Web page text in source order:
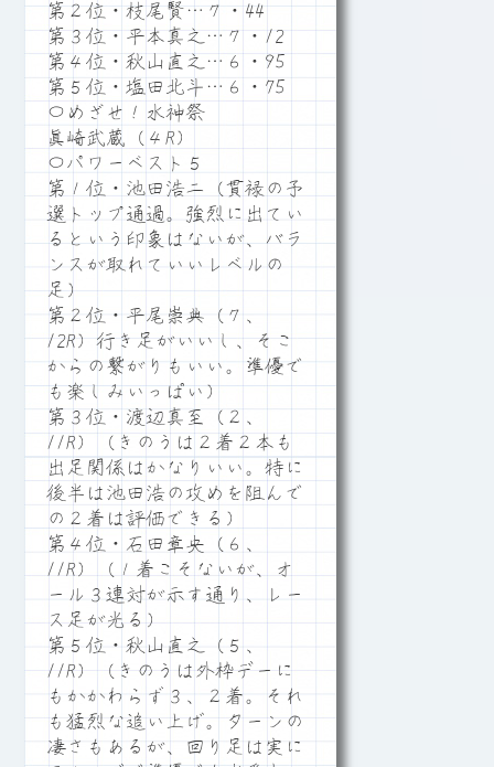
第２位・枝尾賢…７・44
第３位・平本真之…７・12
第４位・秋山直之…６・95
第５位・塩田北斗…６・75
〇めざせ！水神祭
眞崎武蔵（４R）
〇パワーベスト５
第１位・池田浩二（貫禄の予
選トップ通過。強烈に出てい
るという印象はないが、バラ
ンスが取れていいレベルの
足）
第２位・平尾崇典（７、
12R）行き足がいいし、そこ
からの繋がりもいい。準優で
も楽しみいっぱい）
第３位・渡辺真至（２、
11R）（きのうは２着２本も
出足関係はかなりいい。特に
後半は池田浩の攻めを阻んで
の２着は評価できる）
第４位・石田章央（６、
11R）（１着こそないが、オ
ール３連対が示す通り、レー
ス足が光る）
第５位・秋山直之（５、
11R）（きのうは外枠デーに
もかかわらず３、２着。それ
も猛烈な追い上げ。ターンの
凄さもあるが、回り足は実に